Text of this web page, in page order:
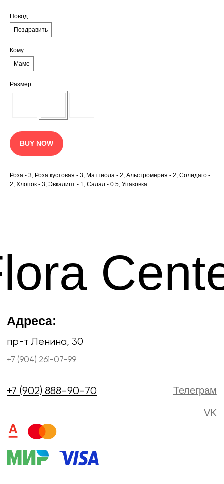
Повод
Поздравить
Кому
Маме
Размер
BUY NOW
Роза - 3, Роза кустовая - 3, Маттиола - 2, Альстромерия - 2, Солидаго -
2, Хлопок - 3, Эвкалипт - 1, Салал - 0.5, Упаковка